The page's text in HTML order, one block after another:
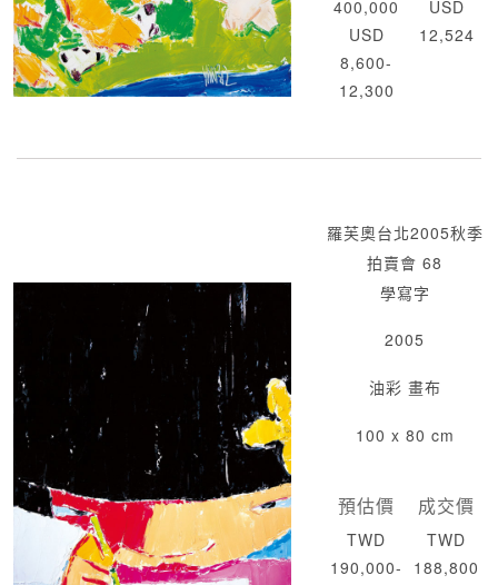
400,000
USD
8,600-
12,300
USD
12,524
羅芙奧台北2005秋季
拍賣會 68
學寫字
2005
油彩 畫布
100 x 80 cm
預估價
TWD
190,000-
成交價
TWD
188,800